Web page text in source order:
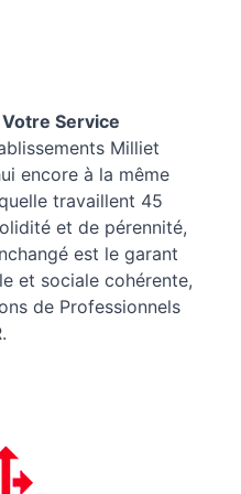
Service
Milliet
encore à la même
travaillent 45
et de pérennité,
est le garant
et sociale cohérente,
de Professionnels